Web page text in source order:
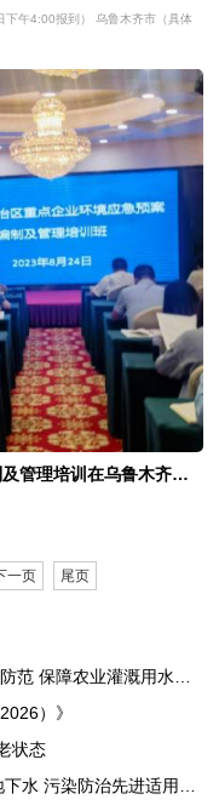
午4:00报到） 乌鲁木齐市（具体
2023年自治区重点企业环境应急预案编制及管理培训在乌鲁木齐成功举办
一页 尾页
）》
状态